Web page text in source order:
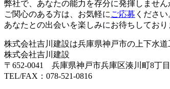
弊社で、あなたの能力を存分に発揮しません
ご関心のある方は、お気軽に ご応募 ください
あなたとの出会いを楽しみにお待ちしており
株式会社吉川建設は兵庫県神戸市の上下水
株式会社吉川建設
〒652-0041 兵庫県神戸市兵庫区湊川町8丁
TEL/FAX：078-521-0816